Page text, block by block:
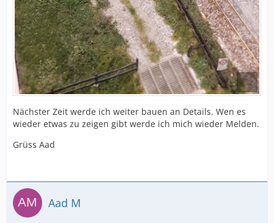
Nächster Zeit werde ich weiter bauen an Details. Wen es
wieder etwas zu zeigen gibt werde ich mich wieder Melden.
Grüss Aad
Aad M